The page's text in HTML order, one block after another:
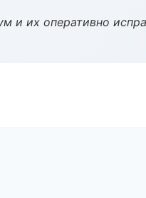
и их оперативно